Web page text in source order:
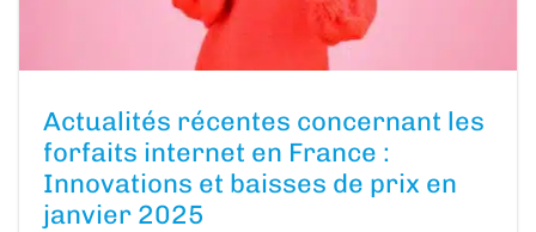
Actualités récentes concernant les
forfaits internet en France :
Innovations et baisses de prix en
janvier 2025